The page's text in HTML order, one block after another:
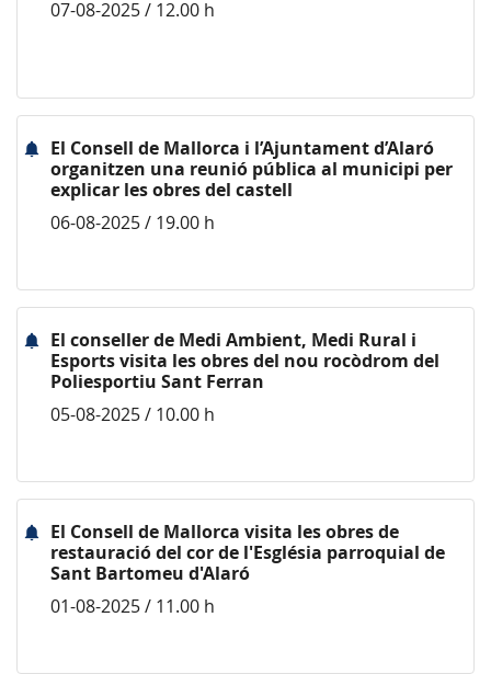
07-08-2025 / 12.00 h
El Consell de Mallorca i l’Ajuntament d’Alaró
organitzen una reunió pública al municipi per
explicar les obres del castell
06-08-2025 / 19.00 h
El conseller de Medi Ambient, Medi Rural i
Esports visita les obres del nou rocòdrom del
Poliesportiu Sant Ferran
05-08-2025 / 10.00 h
El Consell de Mallorca visita les obres de
restauració del cor de l'Església parroquial de
Sant Bartomeu d'Alaró
01-08-2025 / 11.00 h